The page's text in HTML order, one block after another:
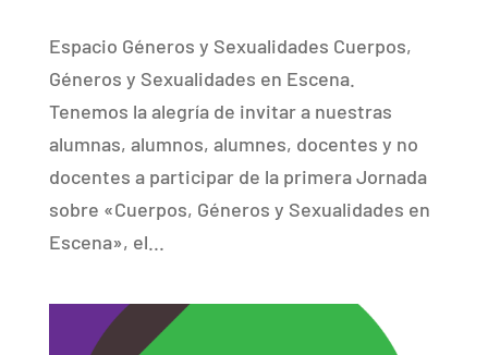
Espacio Géneros y Sexualidades Cuerpos,
Géneros y Sexualidades en Escena.
Tenemos la alegría de invitar a nuestras
alumnas, alumnos, alumnes, docentes y no
docentes a participar de la primera Jornada
sobre «Cuerpos, Géneros y Sexualidades en
Escena», el...